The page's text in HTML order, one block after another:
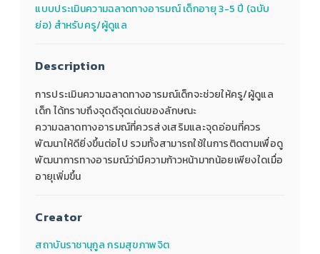
แบบประเมินความฉลาดทางอารมณ์ เด็กอายุ 3-5 ปี (ฉบับ
ย่อ) สำหรับครู/ผู้ดูแล
Description
การประเมินความฉลาดทางอารมณ์เด็กจะช่วยให้ครู/ผู้ดูแล
เด็ก ได้ทราบถึงจุดดีจุดเด่นของลักษณะ
ความฉลาดทางอารมณ์ที่ควรส่งเสริมและจุดอ่อนที่ควร
พัฒนาให้ดียิ่งขึ้นต่อไป รวมทั้งสามารถใช้ในการติดตามเพื่อดู
พัฒนาการทางอารมณ์ว่ามีความก้าวหน้ามากน้อยเพียงใดเมื่อ
อายุเพิ่มขึ้น
Creator
สถาบันราชานุกูล กรมสุขภาพจิต